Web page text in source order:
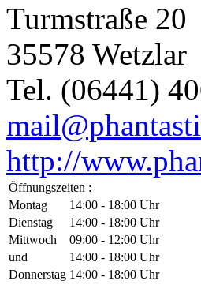
Turmstraße 20
35578 Wetzlar
Tel. (06441)
http://
Öffnungszeiten :
Montag
14:00 - 18:00 Uhr
Dienstag
14:00 - 18:00 Uhr
Mittwoch
09:00 - 12:00 Uhr
und
14:00 - 18:00 Uhr
Donnerstag 14:00 - 18:00 Uhr